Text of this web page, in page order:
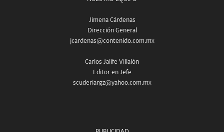
Jimena Cárdenas
Dirección General
jcardenas@contenido.com.mx
Carlos Jalife Villalón
Editor en Jefe
scuderiargz@yahoo.com.mx